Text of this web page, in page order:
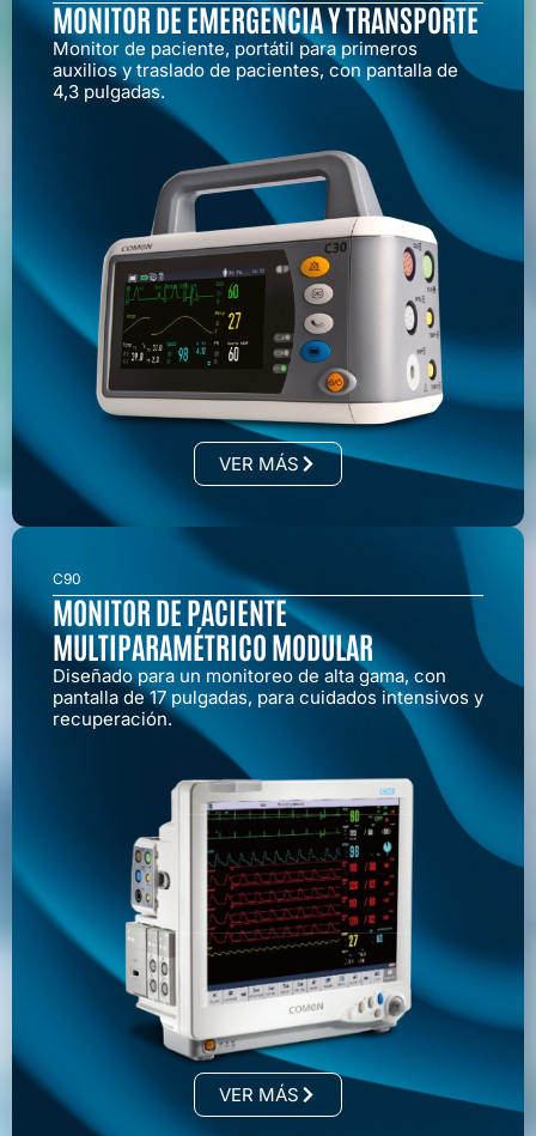
MONITOR DE EMERGENCIA Y TRANSPORTE
Monitor de paciente, portátil para primeros
auxilios y traslado de pacientes, con pantalla de
4,3 pulgadas.
VER MÁS
C90
MONITOR DE PACIENTE
MULTIPARAMÉTRICO MODULAR
Diseñado para un monitoreo de alta gama, con
pantalla de 17 pulgadas, para cuidados intensivos y
recuperación.
VER MÁS